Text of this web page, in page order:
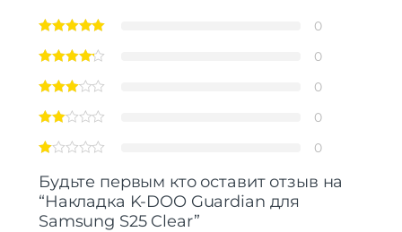
0
0
0
0
0
Будьте первым кто оставит отзыв на
“Накладка K-DOO Guardian для
Samsung S25 Clear”